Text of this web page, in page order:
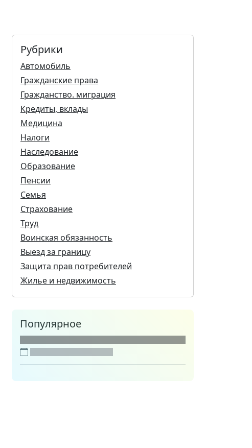
Рубрики
Автомобиль
Гражданские права
Гражданство. миграция
Кредиты, вклады
Медицина
Налоги
Наследование
Образование
Пенсии
Семья
Страхование
Труд
Воинская обязанность
Выезд за границу
Защита прав потребителей
Жилье и недвижимость
Популярное